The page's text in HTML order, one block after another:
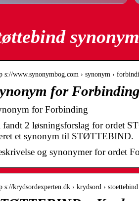
synonym
s://www.synonymbog.com › synonym ›
for
for Forbinding
fandt 2 løsningsforslag for ordet
et synonym til STØTTEBIND.
og synonymer for ordet
s://krydsordexperten.dk › krydsord › stoettebind